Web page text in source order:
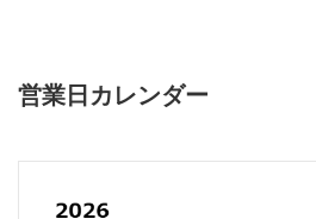
営業日カレンダー